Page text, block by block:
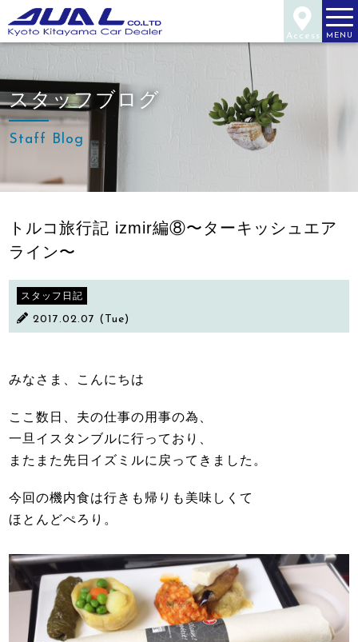
Access MENU
スタッフブログ
Staff Blog
トルコ旅行記 izmir編⑧〜ターキッシュエア
ライン〜
スタッフ日記
2017.02.07 (Tue)
みなさま、こんにちは
ここ数日、夫の仕事の用事の為、
一旦イスタンブルに行っており、
またまた先日イズミルに戻ってきました。
今回の機内食は行きも帰りも美味しくて
ほとんどぺろり。